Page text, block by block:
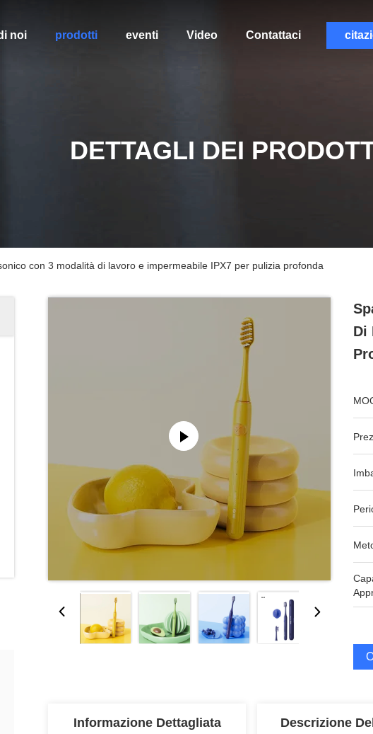
noi prodotti eventi Video Contattaci
DETTAGLI DEI
con 3 modalità di lavoro e impermeabile IPX7 per pulizia profonda
Di
Informazione Dettagliata Descrizione